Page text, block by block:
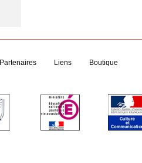
Partenaires Liens Boutique